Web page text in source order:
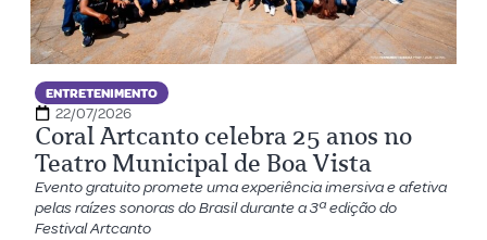
ENTRETENIMENTO
22/07/2026
Coral Artcanto celebra 25 anos no
Teatro Municipal de Boa Vista
Evento gratuito promete uma experiência imersiva e afetiva
pelas raízes sonoras do Brasil durante a 3ª edição do
Festival Artcanto